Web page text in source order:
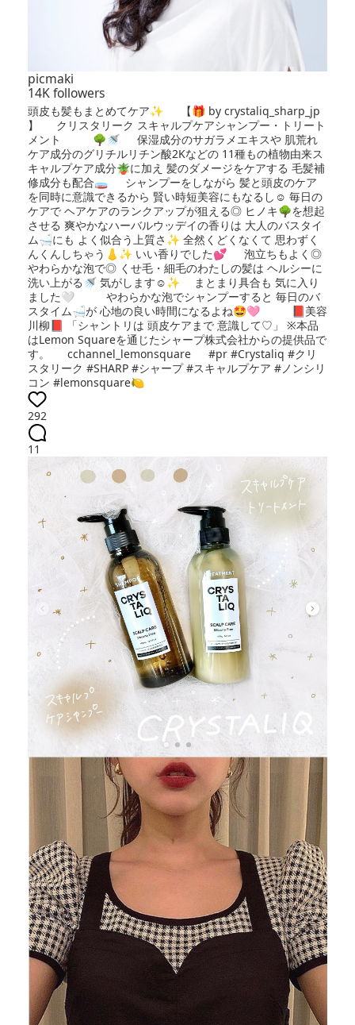
picmaki
14K followers
頭皮も髪もまとめてケア✨ 【🎁 by crystaliq_sharp_jp
】 クリスタリーク スキャルプケアシャンプー・トリート
メント 🌳🚿 保湿成分のサガラメエキスや 肌荒れ
ケア成分のグリチルリチン酸2Kなどの 11種もの植物由来ス
キャルプケア成分🪴に加え 髪のダメージをケアする 毛髪補
修成分も配合🧫 シャンプーをしながら 髪と頭皮のケア
を同時に意識できるから 賢い時短美容にもなるし☺️ 毎日の
ケアで ヘアケアのランクアップが狙える◎ ヒノキ🌳を想起
させる 爽やかなハーバルウッデイの香りは 大人のバスタイ
ム🛁にも よく似合う上質さ✨ 全然くどくなくて 思わずく
んくんしちゃう👃✨ いい香りでした💕 泡立ちもよく◎
やわらかな泡で◎ くせ毛・細毛のわたしの髪は ヘルシーに
洗い上がる🚿 気がします☺️✨ まとまり具合も 気に入り
ました🤍 やわらかな泡でシャンプーすると 毎日のバ
スタイム🛁が 心地の良い時間になるよね🤩🩷 📕美容
川柳📕 「シャントリは 頭皮ケアまで 意識して♡」 ※本品
はLemon Squareを通じたシャープ株式会社からの提供品で
す。 cchannel_lemonsquare #pr #Crystaliq #クリ
スタリーク #SHARP #シャープ #スキャルプケア #ノンシリ
コン #lemonsquare🍋
292
11